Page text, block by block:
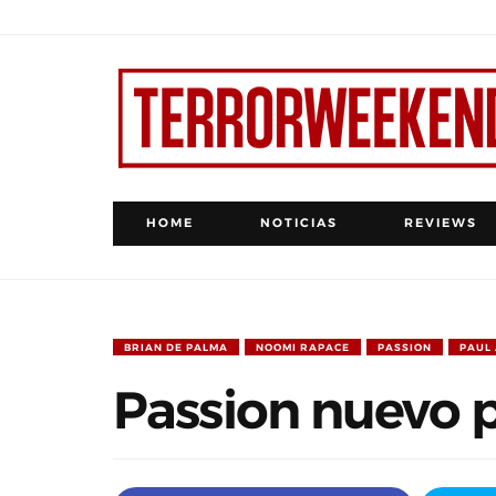
HOME NOTICIAS REVIEWS
BRIAN DE PALMA NOOMI RAPACE PASSION PAUL
Passion nuevo